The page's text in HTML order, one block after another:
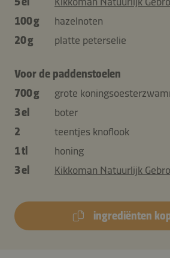
100 g
hazelnoten
20 g
platte peterselie
Voor de paddenstoelen
700 g
grote
3 el
boter
2
teentjes knoflook
1 tl
honing
3 el
Kikkoman Natuurlijk
ingrediënten